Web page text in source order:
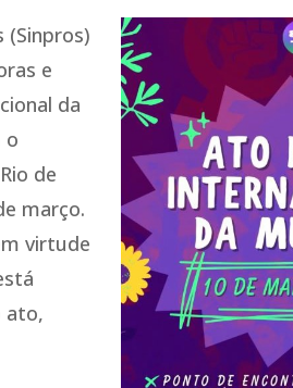
(Sinpros)
e
da
o
de
março.
virtude
ato,